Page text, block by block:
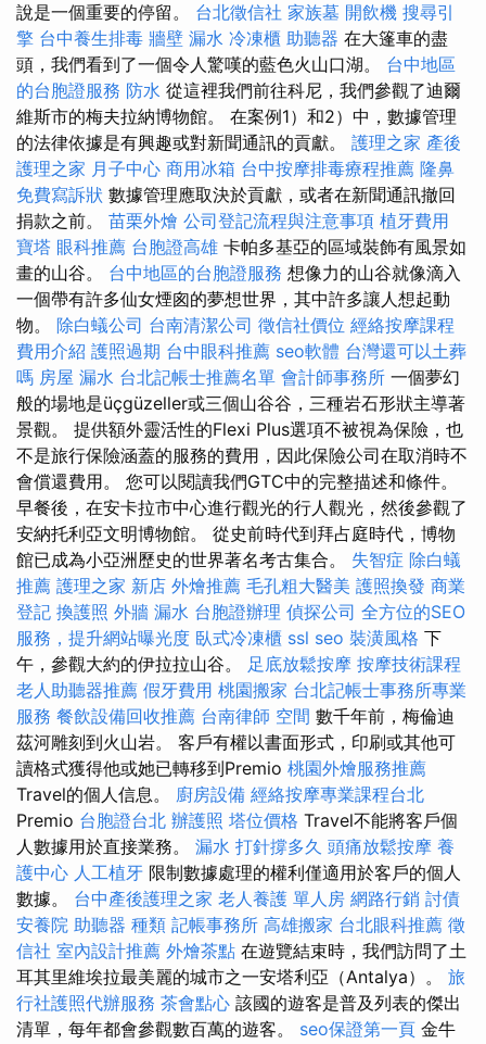
說是一個重要的停留。 台北徵信社 家族墓 開飲機 搜尋引
擎 台中養生排毒 牆壁 漏水 冷凍櫃 助聽器 在大篷車的盡
頭，我們看到了一個令人驚嘆的藍色火山口湖。 台中地區
的台胞證服務 防水 從這裡我們前往科尼，我們參觀了迪爾
維斯市的梅夫拉納博物館。 在案例1）和2）中，數據管理
的法律依據是有興趣或對新聞通訊的貢獻。 護理之家 產後
護理之家 月子中心 商用冰箱 台中按摩排毒療程推薦 隆鼻
免費寫訴狀 數據管理應取決於貢獻，或者在新聞通訊撤回
捐款之前。 苗栗外燴 公司登記流程與注意事項 植牙費用
寶塔 眼科推薦 台胞證高雄 卡帕多基亞的區域裝飾有風景如
畫的山谷。 台中地區的台胞證服務 想像力的山谷就像滴入
一個帶有許多仙女煙囪的夢想世界，其中許多讓人想起動
物。 除白蟻公司 台南清潔公司 徵信社價位 經絡按摩課程
費用介紹 護照過期 台中眼科推薦 seo軟體 台灣還可以土葬
嗎 房屋 漏水 台北記帳士推薦名單 會計師事務所 一個夢幻
般的場地是üçgüzeller或三個山谷谷，三種岩石形狀主導著
景觀。 提供額外靈活性的Flexi Plus選項不被視為保險，也
不是旅行保險涵蓋的服務的費用，因此保險公司在取消時不
會償還費用。 您可以閱讀我們GTC中的完整描述和條件。
早餐後，在安卡拉市中心進行觀光的行人觀光，然後參觀了
安納托利亞文明博物館。 從史前時代到拜占庭時代，博物
館已成為小亞洲歷史的世界著名考古集合。 失智症 除白蟻
推薦 護理之家 新店 外燴推薦 毛孔粗大醫美 護照換發 商業
登記 換護照 外牆 漏水 台胞證辦理 偵探公司 全方位的SEO
服務，提升網站曝光度 臥式冷凍櫃 ssl seo 裝潢風格 下
午，參觀大約的伊拉拉山谷。 足底放鬆按摩 按摩技術課程
老人助聽器推薦 假牙費用 桃園搬家 台北記帳士事務所專業
服務 餐飲設備回收推薦 台南律師 空間 數千年前，梅倫迪
茲河雕刻到火山岩。 客戶有權以書面形式，印刷或其他可
讀格式獲得他或她已轉移到Premio 桃園外燴服務推薦
Travel的個人信息。 廚房設備 經絡按摩專業課程台北
Premio 台胞證台北 辦護照 塔位價格 Travel不能將客戶個
人數據用於直接業務。 漏水 打針撐多久 頭痛放鬆按摩 養
護中心 人工植牙 限制數據處理的權利僅適用於客戶的個人
數據。 台中產後護理之家 老人養護 單人房 網路行銷 討債
安養院 助聽器 種類 記帳事務所 高雄搬家 台北眼科推薦 徵
信社 室內設計推薦 外燴茶點 在遊覽結束時，我們訪問了土
耳其里維埃拉最美麗的城市之一安塔利亞（Antalya）。 旅
行社護照代辦服務 茶會點心 該國的遊客是普及列表的傑出
清單，每年都會參觀數百萬的遊客。 seo保證第一頁 金牛